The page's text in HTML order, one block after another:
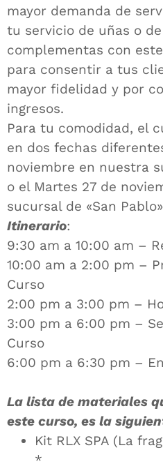
mayor demanda de
tu servicio de uñas o
complementas con
para consentir a tus
mayor fidelidad y por
ingresos.
Para tu comodidad, el
en dos fechas
noviembre en nuestra
o el Martes 27 de
sucursal de «San Pablo»
Itinerario:
9:30 am a 10:00 am –
10:00 am a 2:00 pm –
Curso
2:00 pm a 3:00 pm –
3:00 pm a 6:00 pm –
Curso
6:00 pm a 6:30 pm –
La lista de materiales
este curso, es la
Kit RLX SPA (La
*